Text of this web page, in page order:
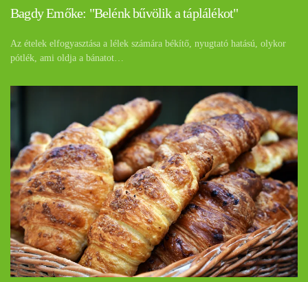
Bagdy Emőke: "Belénk bűvölik a táplálékot"
Az ételek elfogyasztása a lélek számára békítő, nyugtató hatású, olykor
pótlék, ami oldja a bánatot…